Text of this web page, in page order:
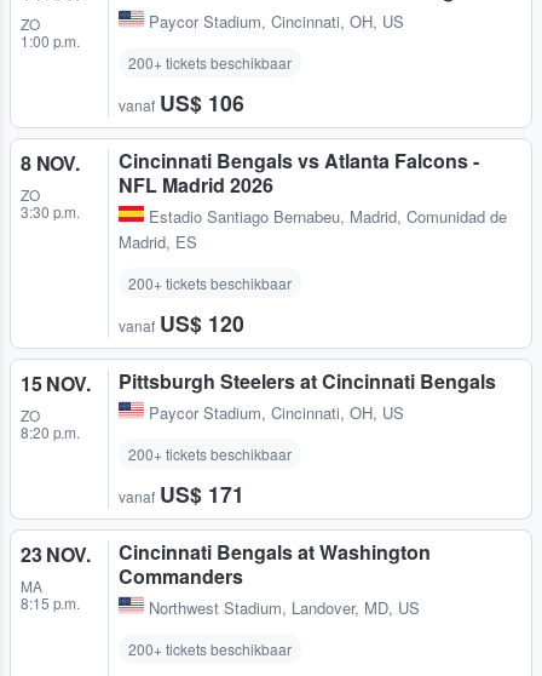
ZO
1:00 p.m.
Paycor Stadium, Cincinnati, OH, US
200+ tickets beschikbaar
vanaf US$ 106
8 NOV.
ZO
3:30 p.m.
Cincinnati Bengals vs Atlanta Falcons -
NFL Madrid 2026
Estadio Santiago Bernabeu, Madrid, Comunidad de
Madrid, ES
200+ tickets beschikbaar
vanaf US$ 120
15 NOV.
ZO
8:20 p.m.
Pittsburgh Steelers at Cincinnati Bengals
Paycor Stadium, Cincinnati, OH, US
200+ tickets beschikbaar
vanaf US$ 171
23 NOV.
MA
8:15 p.m.
Cincinnati Bengals at Washington
Commanders
Northwest Stadium, Landover, MD, US
200+ tickets beschikbaar